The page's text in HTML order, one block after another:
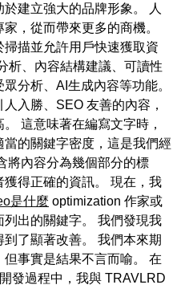
建立強大的品牌形象。 人
，從而帶來更多的商機。
描並允許用戶快速獲取資
析、內容結構建議、可讀性
分析、AI生成內容等功能。
入勝、SEO 友善的內容，
這意味著在編寫文字時，
的關鍵字密度，這是我們經
將內容分為幾個部分的標
得正確的資訊。 現在，我
是什麼 optimization 作家或
出的關鍵字。 我們發現我
了顯著改善。 我們本來期
事實是結果不言而喻。 在
發過程中，我與 TRAVLRD